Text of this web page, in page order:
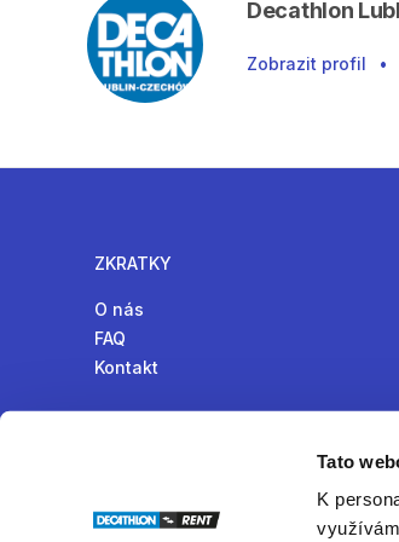
Tato
K
Decathlon
Zobrazit profil •
ZKRATKY
O nás
FAQ
Kontakt
Online komunita pro půjčování